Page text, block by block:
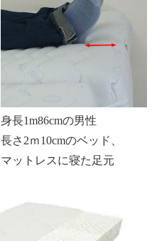
身長1m86cmの男性
長さ2ｍ10cmのベッド、
マットレスに寝た足元